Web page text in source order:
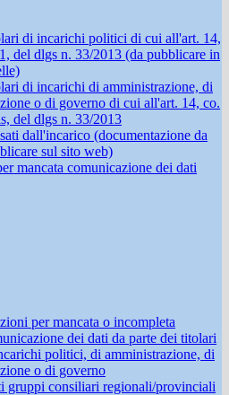
di incarichi politici di cui all'art. 14,
del dlgs n. 33/2013 (da pubblicare in
di incarichi di amministrazione, di
o di governo di cui all'art. 14, co.
del dlgs n. 33/2013
dall'incarico (documentazione da
sul sito web)
mancata comunicazione dei dati
per mancata o incompleta
dei dati da parte dei titolari
politici, di amministrazione, di
o di governo
gruppi consiliari regionali/provinciali